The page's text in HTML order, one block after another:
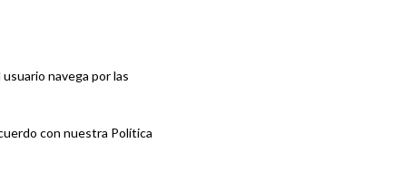
navega por las
con nuestra Política